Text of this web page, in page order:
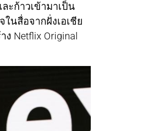
ะก้าวเข้ามาเป็น
นสื่อจากฝั่งเอเชีย
Netflix Original